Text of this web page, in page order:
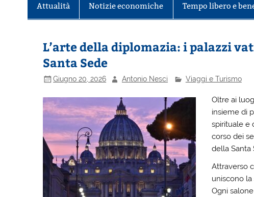
Attualità Notizie economiche Tempo libero e
L’arte della diplomazia: i palazzi
Santa Sede
Giugno 20, 2026 Antonio Nesci Viaggi e Turismo
Oltre ai
insieme di
spirituale e
corso dei
della Santa
Attraverso
uniscono
Ogni